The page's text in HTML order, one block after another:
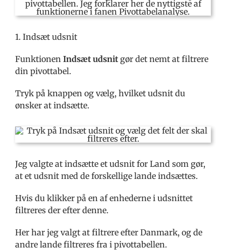
1. Indsæt udsnit
Funktionen Indsæt udsnitgør det nemt at filtrere
din pivottabel.
Tryk på knappen og vælg, hvilket udsnit du
ønsker at indsætte.
Jeg valgte at indsætte et udsnit for Land som gør,
at et udsnit med de forskellige lande indsættes.
Hvis du klikker på en af enhederne i udsnittet
filtreres der efter denne.
Her har jeg valgt at filtrere efter Danmark, og de
andre lande filtreres fra i pivottabellen.